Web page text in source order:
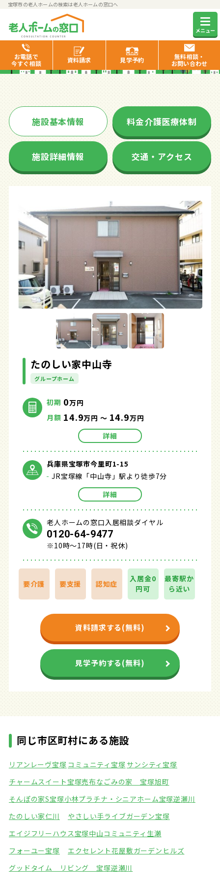
宝塚市の老人ホームの検索は老人ホームの窓口へ
メニュー
お電話で
今すぐ相談
資料請求 見学予約
無料相談・
お問い合わせ
たのしい家中山寺
施設基本情報 料金介護医療体制
施設詳細情報 交通・アクセス
たのしい家中山寺
グループホーム
初期 0万円
月額 14.9万円 ～ 14.9万円
詳細
兵庫県宝塚市今里町1-15
JR宝塚線「中山寺」駅より徒歩7分
詳細
老人ホームの窓口入居相談ダイヤル
0120-64-9477
※10時～17時(日・祝休)
要介護 要支援 認知症
入居金0
円可
最寄駅か
ら近い
資料請求する(無料)
見学予約する(無料)
同じ市区町村にある施設
リアンレーヴ宝塚 コミュニティ宝塚 サンシティ宝塚
チャームスイート宝塚売布なごみの家 宝塚旭町
そんぽの家S宝塚小林プラチナ・シニアホーム宝塚逆瀬川
たのしい家仁川
やさしい手ライブガーデン宝塚
エイジフリーハウス宝塚中山コミュニティ生瀬
フォーユー宝塚
エクセレント花屋敷ガーデンヒルズ
グッドタイム リビング 宝塚逆瀬川